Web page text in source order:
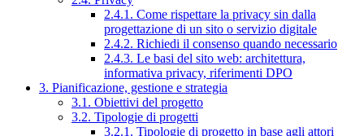
2.4.1. Come rispettare la privacy sin dalla
progettazione di un sito o servizio digitale
2.4.2. Richiedi il consenso quando necessario
2.4.3. Le basi del sito web: architettura,
informativa privacy, riferimenti DPO
3. Pianificazione, gestione e strategia
3.1. Obiettivi del progetto
3.2. Tipologie di progetti
3.2.1. Tipologie di progetto in base agli attori